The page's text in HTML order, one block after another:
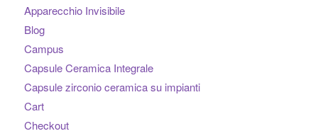
Apparecchio Invisibile
Blog
Campus
Capsule Ceramica Integrale
Capsule zirconio ceramica su impianti
Cart
Checkout